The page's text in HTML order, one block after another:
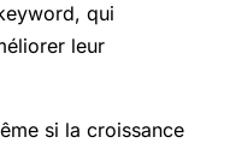
qui
leur
si la croissance